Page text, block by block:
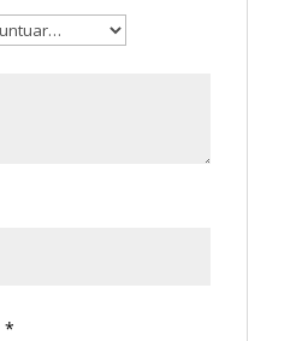
*